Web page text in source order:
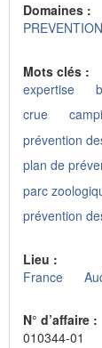
Domaines :
Mots clés :
expertise
crue
prévention
plan de
parc
prévention
Lieu :
France
N° d’affaire :
010344-01